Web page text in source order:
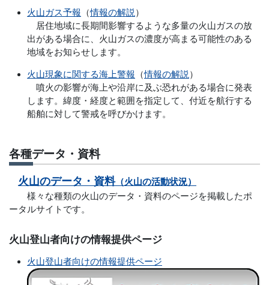
火山ガス予報 （情報の解説 ）
居住地域に長期間影響するような多量の火山ガスの放
出がある場合に、火山ガスの濃度が高まる可能性のある
地域をお知らせします。
火山現象に関する海上警報 （情報の解説 ）
噴火の影響が海上や沿岸に及ぶ恐れがある場合に発表
します。緯度・経度と範囲を指定して、付近を航行する
船舶に対して警戒を呼びかけます。
各種データ・資料
火山のデータ・資料（火山の活動状況）
様々な種類の火山のデータ・資料のページを掲載したポ
ータルサイトです。
火山登山者向けの情報提供ページ
火山登山者向けの情報提供ページ